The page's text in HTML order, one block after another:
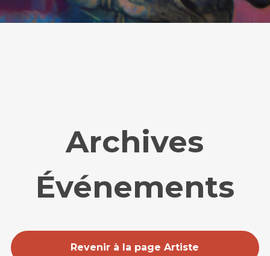
Archives
Événements
Revenir à la page Artiste